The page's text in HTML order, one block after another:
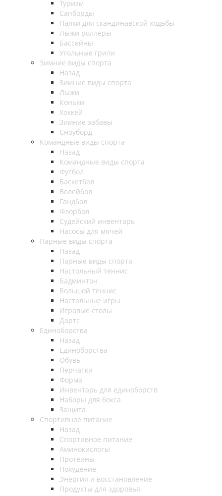
Туризм
Сапборды
Палки для скандинавской ходьбы
Лыжи роллеры
Бассейны
Угольные грили
Зимние виды спорта
Назад
Зимние виды спорта
Лыжи
Коньки
Хоккей
Зимние забавы
Сноуборд
Командные виды спорта
Назад
Командные виды спорта
Футбол
Баскетбол
Волейбол
Гандбол
Флорбол
Судейский инвентарь
Насосы для мячей
Парные виды спорта
Назад
Парные виды спорта
Настольный теннис
Бадминтон
Большой теннис
Настольные игры
Игровые столы
Дартс
Единоборства
Назад
Единоборства
Обувь
Перчатки
Форма
Инвентарь для единоборств
Наборы для бокса
Защита
Спортивное питание
Назад
Спортивное питание
Аминокислоты
Протеины
Похудение
Энергия и восстановление
Продукты для здоровья